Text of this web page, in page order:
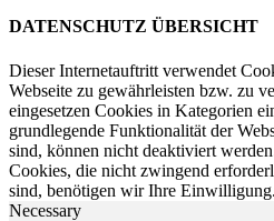
DATENSCHUTZ ÜBERSICHT
Dieser Internetauftritt verwendet
Webseite zu gewährleisten bzw. zu
eingesetzen Cookies in Kategorien
grundlegende Funktionalität der
sind, können nicht deaktiviert
Cookies, die nicht zwingend
sind, benötigen wir Ihre Einwilligung.
Necessary